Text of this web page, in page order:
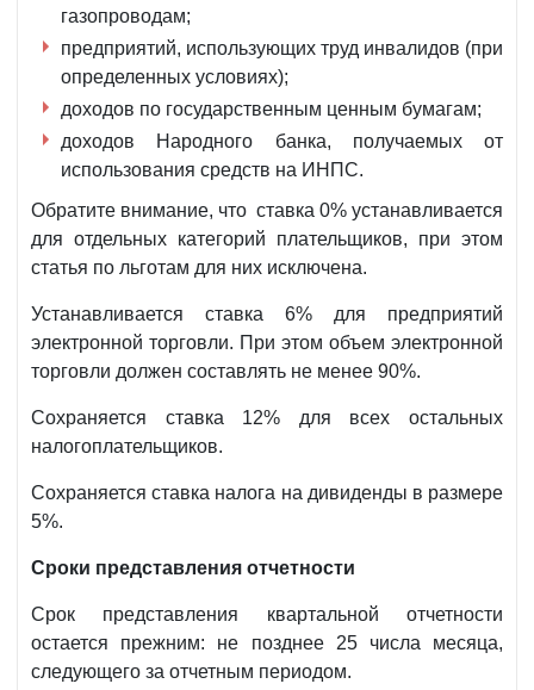
газопроводам;
предприятий, использующих труд инвалидов (при
определенных условиях);
доходов по государственным ценным бумагам;
доходов Народного банка, получаемых от
использования средств на ИНПС.
Обратите внимание, что ставка 0% устанавливается
для отдельных категорий плательщиков, при этом
статья по льготам для них исключена.
Устанавливается ставка 6% для предприятий
электронной торговли. При этом объем электронной
торговли должен составлять не менее 90%.
Сохраняется ставка 12% для всех остальных
налогоплательщиков.
Сохраняется ставка налога на дивиденды в размере
5%.
Сроки представления отчетности
Срок представления квартальной отчетности
остается прежним: не позднее 25 числа месяца,
следующего за отчетным периодом.